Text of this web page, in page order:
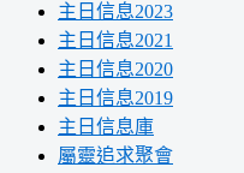
主日信息2023
主日信息2021
主日信息2020
主日信息2019
主日信息庫
屬靈追求聚會